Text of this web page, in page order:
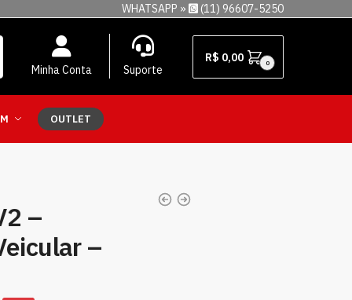
WHATSAPP » (11) 96607-5250
Minha Conta Suporte
R$ 0,00 0
OUTLET
–
–